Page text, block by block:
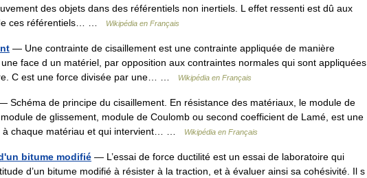
des objets dans des référentiels non inertiels. L effet ressenti est dû aux
ces référentiels… …
Wikipédia en Français
— Une contrainte de cisaillement est une contrainte appliquée de manière
face d un matériel, par opposition aux contraintes normales qui sont appliquées
C est une force divisée par une… …
Wikipédia en Français
Schéma de principe du cisaillement. En résistance des matériaux, le module de
de glissement, module de Coulomb ou second coefficient de Lamé, est une
à chaque matériau et qui intervient… …
Wikipédia en Français
bitume modifié — L’essai de force ductilité est un essai de laboratoire qui
d’un bitume modifié à résister à la traction, et à évaluer ainsi sa cohésivité. Il s